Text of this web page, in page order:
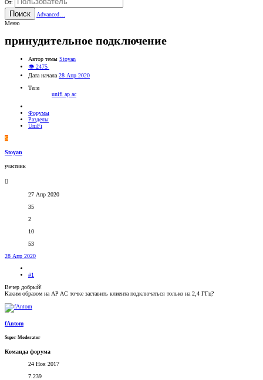
От:
Поиск
Advanced…
Меню
принудительное подключение
Автор темы Stoyan
👁 2475
Дата начала 28 Апр 2020
Теги
unifi ap ac
Форумы
Разделы
UniFi
S
Stoyan
участник
27 Апр 2020
35
2
10
53
28 Апр 2020
#1
Вечер добрый!
Каким образом на AP AC точке заставить клиента подключаться только на 2,4 ГГц?
fAntom
Super Moderator
Команда форума
24 Ноя 2017
7.239